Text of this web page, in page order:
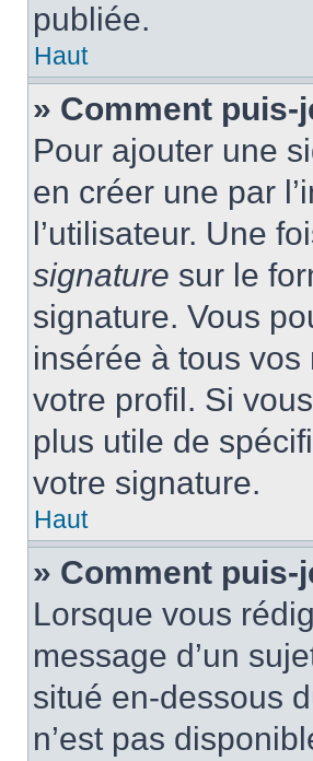
publiée.
Haut
» Comment puis-
Pour ajouter une
en créer une par
l’utilisateur. Une
signature sur le
signature. Vous
insérée à tous
votre profil. Si
plus utile de
votre signature.
Haut
» Comment puis-
Lorsque vous
message d’un
situé en-dessous
n’est pas